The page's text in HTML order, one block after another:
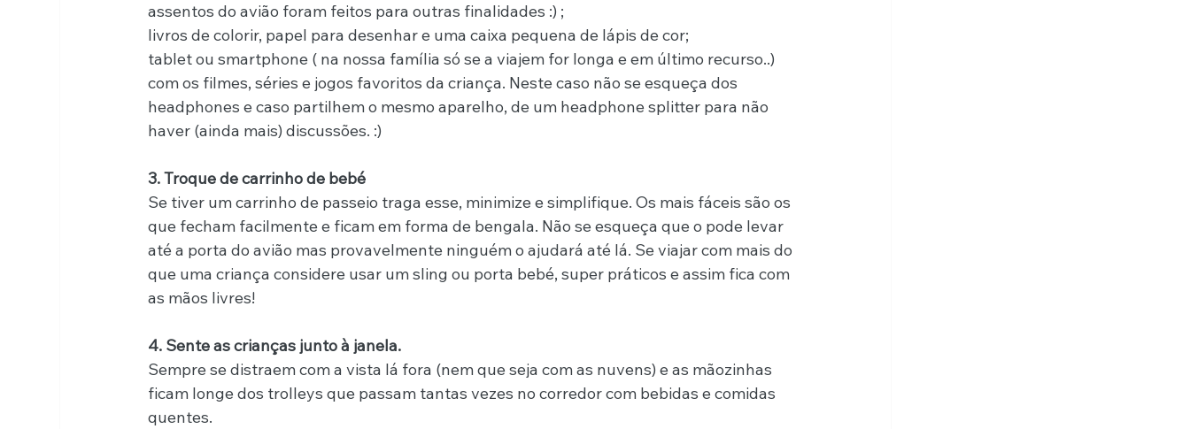
assentos do avião foram feitos para outras finalidades :) ;
livros de colorir, papel para desenhar e uma caixa pequena de lápis de cor;
tablet ou smartphone ( na nossa família só se a viajem for longa e em último recurso..)
com os filmes, séries e jogos favoritos da criança. Neste caso não se esqueça dos
headphones e caso partilhem o mesmo aparelho, de um headphone splitter para não
haver (ainda mais) discussões. :)
3. Troque de carrinho de bebé
Se tiver um carrinho de passeio traga esse, minimize e simplifique. Os mais fáceis são os
que fecham facilmente e ficam em forma de bengala. Não se esqueça que o pode levar
até a porta do avião mas provavelmente ninguém o ajudará até lá. Se viajar com mais do
que uma criança considere usar um sling ou porta bebé, super práticos e assim fica com
as mãos livres!
4. Sente as crianças junto à janela.
Sempre se distraem com a vista lá fora (nem que seja com as nuvens) e as mãozinhas
ficam longe dos trolleys que passam tantas vezes no corredor com bebidas e comidas
quentes.